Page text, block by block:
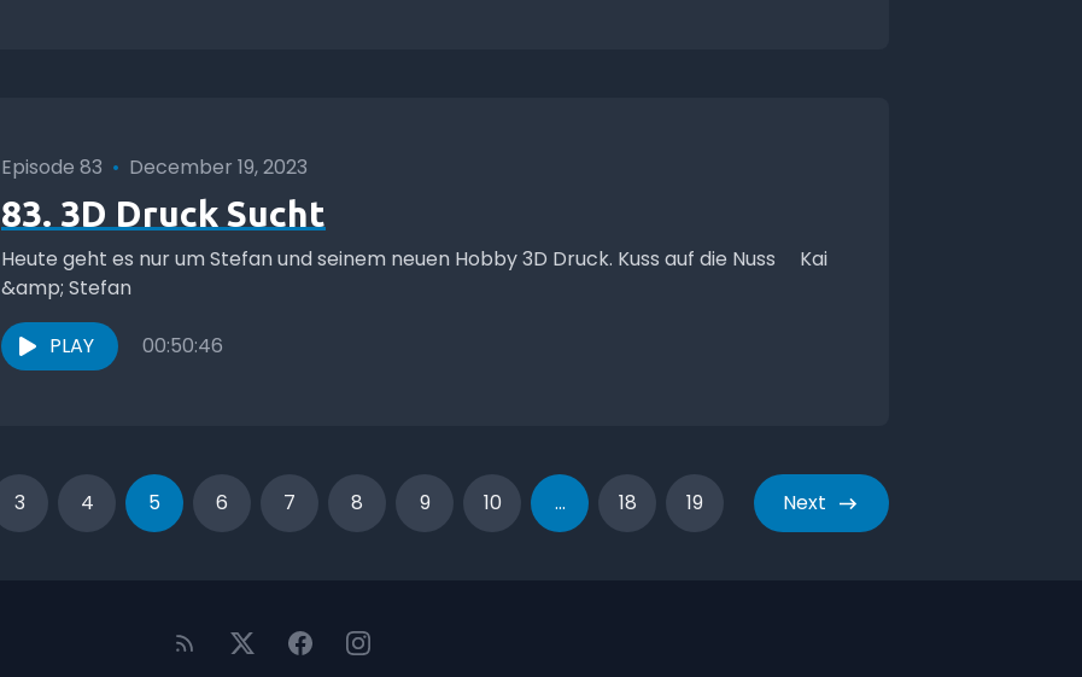
Episode 83 • December 19, 2023
83. 3D Druck Sucht
Heute geht es nur um Stefan und seinem neuen Hobby 3D Druck. Kuss auf die Nuss Kai
&amp; Stefan
PLAY 00:50:46
3 4 5 6 7 8 9 10 ... 18 19 Next